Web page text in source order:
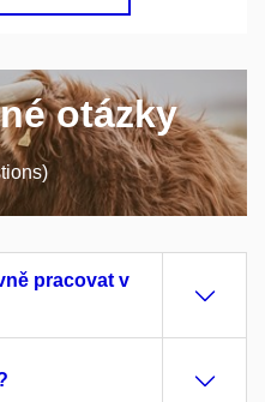
otázky
pracovat v